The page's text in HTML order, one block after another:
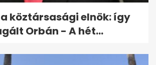
köztársasági elnök: így
Orbán - A hét...